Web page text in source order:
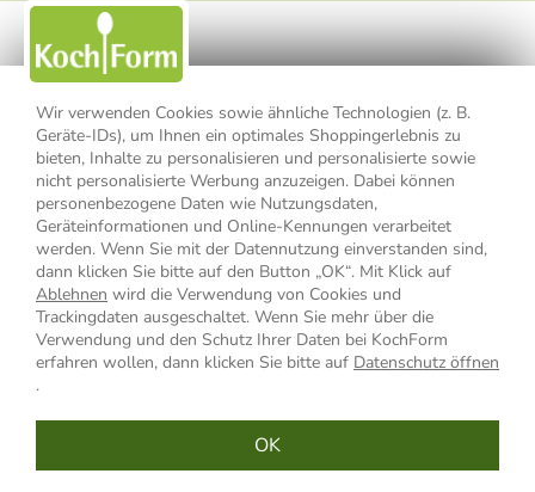
Wir verwenden Cookies sowie ähnliche Technologien (z. B.
Geräte-IDs), um Ihnen ein optimales Shoppingerlebnis zu
bieten, Inhalte zu personalisieren und personalisierte sowie
nicht personalisierte Werbung anzuzeigen. Dabei können
personenbezogene Daten wie Nutzungsdaten,
Geräteinformationen und Online-Kennungen verarbeitet
werden. Wenn Sie mit der Datennutzung einverstanden sind,
dann klicken Sie bitte auf den Button „OK“. Mit Klick auf
Ablehnen wird die Verwendung von Cookies und
Trackingdaten ausgeschaltet. Wenn Sie mehr über die
Verwendung und den Schutz Ihrer Daten bei KochForm
erfahren wollen, dann klicken Sie bitte auf Datenschutz öffnen
.
OK
nicht erkennbar, welche konkrete Person geklickt hat. Diese
Einwilligung zur Nutzung meiner E-Mail- Adresse für Werbezwecke
kann ich jederzeit mit Wirkung für die Zukunft widerrufen, indem ich
den Link "Abmelden" am Ende des Newsletters anklicke oder die
Option Newsletter im Mitgliederbereich deaktiviere. Die
Datenschutzerklärung
habe ich zur Kenntnis genommen.
Impressum Datenschutzerklärung
AGB
Widerrufsbelehrung
Widerrufsformular
Vertrag widerrufen
* Alle Preisangaben inkl. MwSt., bis 49,90 € Bestellwert zzgl.
Versandkosten, ab 49,90 € Bestellwert inkl.Versandkosteninnerhalb